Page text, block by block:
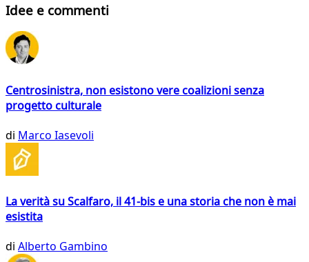
Idee e commenti
Centrosinistra, non esistono vere coalizioni senza
progetto culturale
di Marco Iasevoli
La verità su Scalfaro, il 41-bis e una storia che non è mai
esistita
di Alberto Gambino